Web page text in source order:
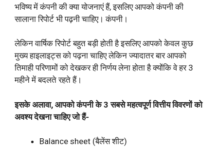
भविष्य में कंपनी की क्या योजनाएं हैं, इसलिए आपको कंपनी की
सालाना रिपोर्ट भी पढ़नी चाहिए। कंपनी।
लेकिन वार्षिक रिपोर्ट बहुत बड़ी होती है इसलिए आपको केवल कुछ
मुख्य हाइलाइट्स को पढ़ना चाहिए लेकिन ज्यादातर बार आपको
तिमाही परिणामों को देखकर ही निर्णय लेना होता है क्योंकि वे हर 3
महीने में बदलते रहते हैं।
इसके अलावा, आपको कंपनी के 3 सबसे महत्वपूर्ण वित्तीय विवरणों को
अवश्य देखना चाहिए जो हैं-
Balance sheet (बैलेंस शीट)